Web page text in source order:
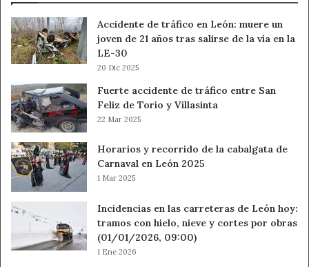
Accidente de tráfico en León: muere un
joven de 21 años tras salirse de la vía en la
LE-30
20 Dic 2025
Fuerte accidente de tráfico entre San
Feliz de Torío y Villasinta
22 Mar 2025
Horarios y recorrido de la cabalgata de
Carnaval en León 2025
1 Mar 2025
Incidencias en las carreteras de León hoy:
tramos con hielo, nieve y cortes por obras
(01/01/2026, 09:00)
1 Ene 2026